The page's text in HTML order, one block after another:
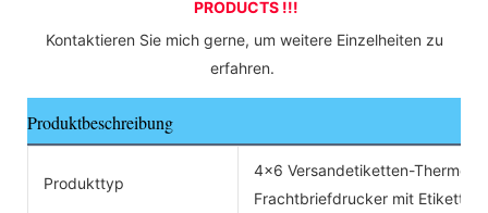
PRODUCTS !!!
erfahren.
Produktbeschreibung
Produkttyp
4x6 Versandetiketten-
Frachtbriefdrucker mit